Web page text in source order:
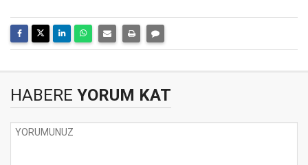
HABERE YORUM KAT